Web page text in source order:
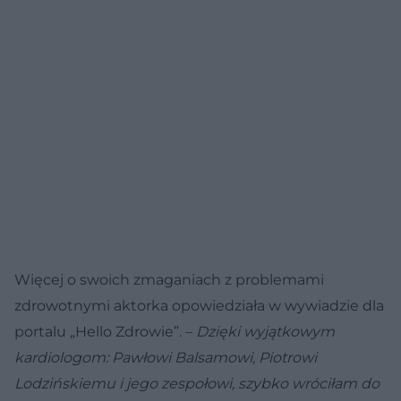
Więcej o swoich zmaganiach z problemami
zdrowotnymi aktorka opowiedziała w wywiadzie dla
portalu „Hello Zdrowie”. – Dzięki wyjątkowym
kardiologom: Pawłowi Balsamowi, Piotrowi
Lodzińskiemu i jego zespołowi, szybko wróciłam do